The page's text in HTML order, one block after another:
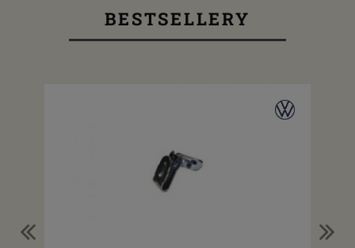
BESTSELLERY